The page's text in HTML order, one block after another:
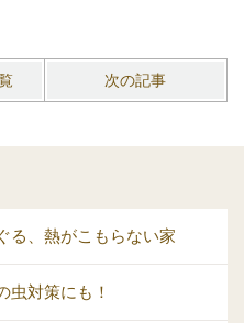
次の記事
る、熱がこもらない家
虫対策にも！